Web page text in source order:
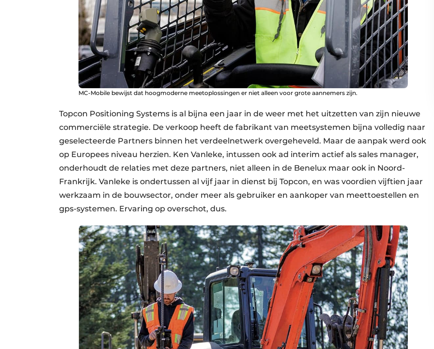
MC-Mobile bewijst dat hoogmoderne meetoplossingen er niet alleen voor grote aannemers zijn.
Topcon Positioning Systems is al bijna een jaar in de weer met het uitzetten van zijn nieuwe
commerciële strategie. De verkoop heeft de fabrikant van meetsystemen bijna volledig naar
geselecteerde Partners binnen het verdeelnetwerk overgeheveld. Maar de aanpak werd ook
op Europees niveau herzien. Ken Vanleke, intussen ook ad interim actief als sales manager,
onderhoudt de relaties met deze partners, niet alleen in de Benelux maar ook in Noord-
Frankrijk. Vanleke is ondertussen al vijf jaar in dienst bij Topcon, en was voordien vijftien jaar
werkzaam in de bouwsector, onder meer als gebruiker en aankoper van meettoestellen en
gps-systemen. Ervaring op overschot, dus.